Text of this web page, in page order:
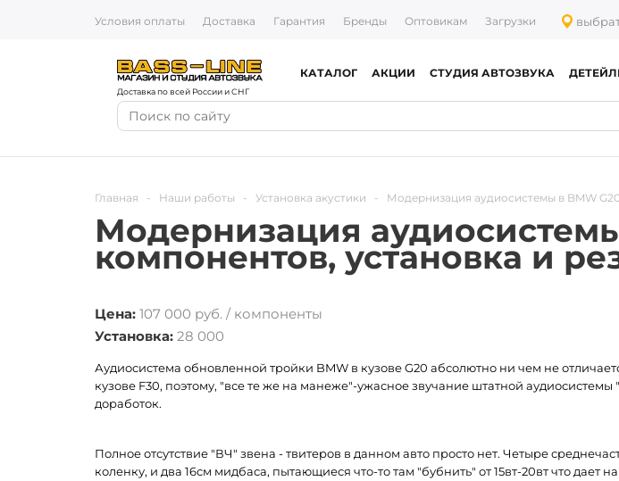
Условия оплаты Доставка Гарантия Бренды Оптовикам Загрузки
Доставка по всей России и СНГ
КАТАЛОГ АКЦИИ СТУДИЯ АВТОЗВУКА
Главная - Наши работы - Установка акустики - Модернизация аудиосистемы в BMW
Модернизация
компонентов, установка и
Цена: 107 000 руб. / компоненты
Установка: 28 000
Аудиосистема обновленной тройки BMW в кузове G20 абсолютно ни чем не
кузове F30, поэтому, "все те же на манеже"-ужасное звучание штатной аудиосистемы
доработок.
Полное отсутствие "ВЧ" звена - твитеров в данном авто просто нет. Четыре
коленку, и два 16см мидбаса, пытающиеся что-то там "бубнить" от 15вт-20вт что дает